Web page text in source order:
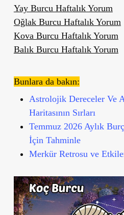
Yay Burcu Haftalık Yorum
Oğlak Burcu Haftalık Yorum
Kova Burcu Haftalık Yorum
Balık Burcu Haftalık Yorum
Bunlara da bakın:
Astrolojik Dereceler Ve
Haritasının Sırları
Temmuz 2026 Aylık
İçin Tahminle
Merkür Retrosu ve